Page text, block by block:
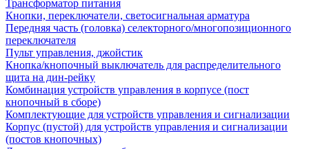
Трансформатор питания
Кнопки, переключатели, светосигнальная арматура
Передняя часть (головка) селекторного/многопозиционного
переключателя
Пульт управления, джойстик
Кнопка/кнопочный выключатель для распределительного
щита на дин-рейку
Комбинация устройств управления в корпусе (пост
кнопочный в сборе)
Комплектующие для устройств управления и сигнализации
Корпус (пустой) для устройств управления и сигнализации
(постов кнопочных)